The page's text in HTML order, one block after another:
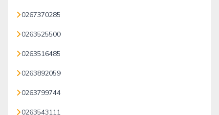
0267370285
0263525500
0263516485
0263892059
0263799744
0263543111